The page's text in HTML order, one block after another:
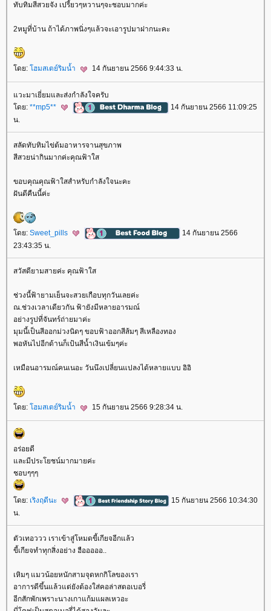
ทับทิมสีสวยจัง เปรี้ยวๆหวานๆจะชอบมากค่ะ
2หมูที่บ้าน ถ้าได้ภาพนิ่งๆแล้วจะเอารูปมาฝากนะคะ
ดย: ฮมสเตย์ริมน้ำ 14 กันยายน 2566 9:44:33 น.
วะมาเยี่ยมและส่งกำลังใจครับ
ดย: **mp5**
14 กันยายน 2566 11:09:25
น.
สลัดทับทิมไข่ต้มอาหารจานสุขภาพ
สีสวยน่ากินมากค่ะคุณฟ้าใส
ขอบคุณคุณฟ้าใสสำหรับกำลังใจนะคะ
ฝันดีคืนนี้ค่ะ
ดย: Sweet_pills
14 กันยายน 2566
23:43:35 น.
สวัสดียามสายค่ะ คุณฟ้าใส
ช่วงนี้ฟ้ายามเย็นจะสวยเกือบทุกวันเลยค่ะ
ณ.ช่วงเวลาเดียวกัน ฟ้ายังมีหลายอารมณ์
อย่างรูปที่จันทร์ถ่ายมาค่ะ
มุมนี้เป็นสีออกม่วงนิดๆ ขอบฟ้าออกสีส้มๆ สีเหลืองทอง
พอหันไปอีกด้านก็เป้นสีน้ำเงินเข้มๆค่ะ
เหมือนอารมณ์คนเนอะ วันนึงเปลี่ยนแปลงได้หลายแบบ อิอิ
ดย: ฮมสเตย์ริมน้ำ 15 กันยายน 2566 9:28:34 น.
อร่อยดี
ละมีประโยชน์มากมายค่ะ
ชอบๆๆๆ
ดย: เริงฤดีนะ
15 กันยายน 2566 10:34:30
น.
ตัวเทอววว เราเข้าสู่โหมดขี้เกียจอีกแล้ว
ขี้เกียจทำทุกสิ่งอย่าง ฮือออออ..
เหิมๆ แมวน้อยหนักสามจุดหกกิโลของเรา
อาการดีขึ้นแล้วแต่ยังต้องใส่คอล่าสตอเบอรี่
อีกสักพักเพราะนางเกาแก้มแผลเหวอะ